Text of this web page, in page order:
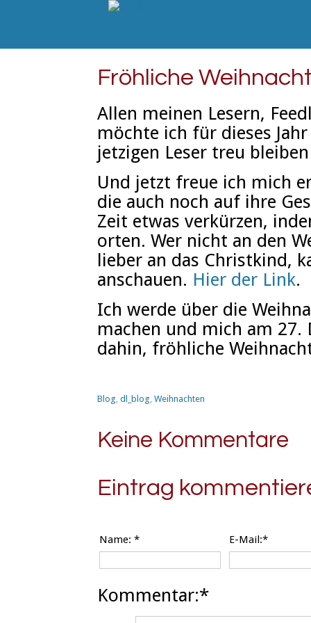
Fröhliche
Allen meinen Lesern,
möchte ich für dieses
jetzigen Leser treu
Und jetzt freue ich mich
die auch noch auf ihre
Zeit etwas verkürzen,
orten. Wer nicht an den
lieber an das Christkind,
anschauen. Hier der Link.
Ich werde über die
machen und mich am 27.
dahin, fröhliche
Blog, dl_blog, Weihnachten
Keine Kommentare
Eintrag
Name: * E-Mail:*
Kommentar:*